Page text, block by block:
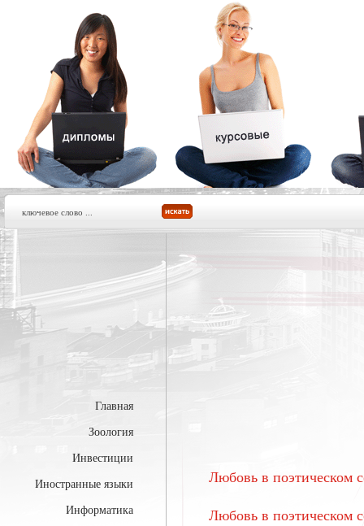
Главная
Зоология
Инвестиции
Иностранные языки
Информатика
Любовь в поэтическом
Любовь в поэтическом